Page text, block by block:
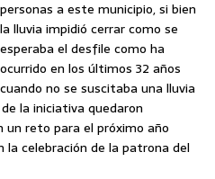
personas a este municipio, si bien
la lluvia impidió cerrar como se
esperaba el desfile como ha
ocurrido en los últimos 32 años
cuando no se suscitaba una lluvia
la iniciativa quedaron
un reto para el próximo año
celebración de la patrona del